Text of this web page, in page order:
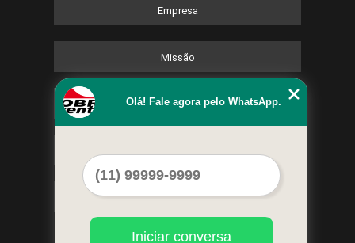
Empresa
Missão
Serviços
Mapa do site
Olá! Fale agora pelo WhatsApp.
Iniciar conversa